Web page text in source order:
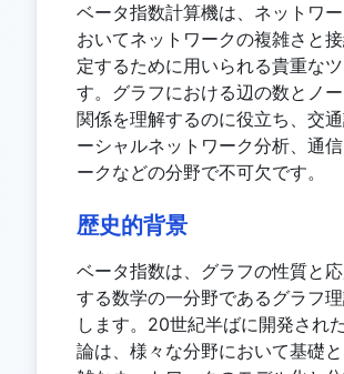
ベータ指数計算機は、ネットワ
おいてネットワークの複雑さと
定するために用いられる貴重な
す。グラフにおける辺の数とノ
関係を理解するのに役立ち、交
ーシャルネットワーク分析、通
ークなどの分野で不可欠です。
歴史的背景
ベータ指数は、グラフの性質と
する数学の一分野であるグラフ
します。20世紀半ばに開発され
論は、様々な分野において基礎